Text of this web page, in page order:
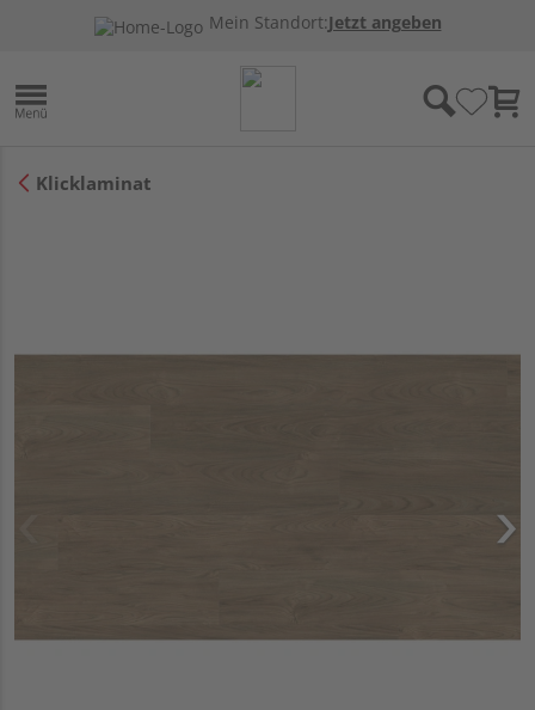
Mein Standort:Jetzt angeben
Klicklaminat